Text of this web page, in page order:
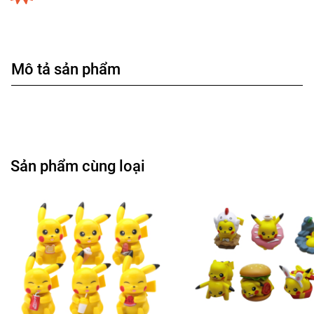
Mô tả sản phẩm
Sản phẩm cùng loại